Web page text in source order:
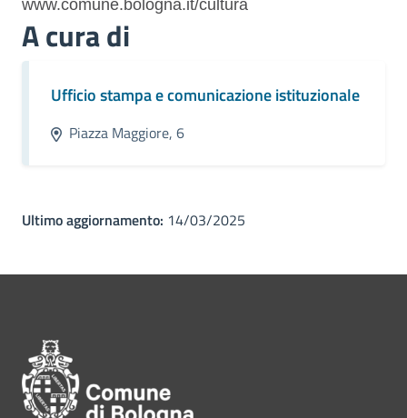
www.comune.bologna.it/cultura
A cura di
Ufficio stampa e comunicazione istituzionale
Piazza Maggiore, 6
Ultimo aggiornamento: 14/03/2025